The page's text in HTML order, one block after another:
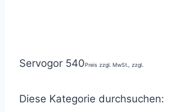
Servogor 540Preis zzgl. MwSt., zzgl.
Diese Kategorie durchsuchen: